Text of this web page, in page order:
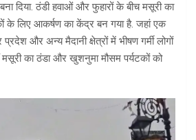
दिया. ठंडी हवाओं और फुहारों के बीच मसूरी का
के लिए आकर्षण का केंद्र बन गया है. जहां एक
और अन्य मैदानी क्षेत्रों में भीषण गर्मी लोगों
मसूरी का ठंडा और खुशनुमा मौसम पर्यटकों को